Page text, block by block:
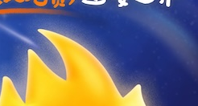
支持[0] 反对